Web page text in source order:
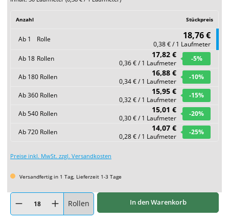
Anzahl Stückpreis
Ab 1 Rolle 18,76 €
0,38 € / 1 Laufmeter
Ab 18 Rollen 17,82 €
0,36 € / 1 Laufmeter
-5%
Ab 180 Rollen 16,88 €
0,34 € / 1 Laufmeter
-10%
Ab360 Rollen 15,95 €
0,32 € / 1 Laufmeter
-15%
Ab540 Rollen 15,01 €
0,30 € / 1 Laufmeter
-20%
Ab720 Rollen 14,07 €
0,28 € / 1 Laufmeter
-25%
Preise inkl. MwSt. zzgl. Versandkosten
Versandfertig in 1 Tag, Lieferzeit 1-3 Tage
Produkt Anzahl: Gib den gewünschten Wert ein oder benutze die Schaltflächen
Rollen In den Warenkorb